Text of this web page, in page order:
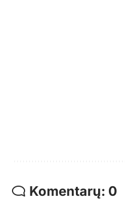
Komentarų: 0